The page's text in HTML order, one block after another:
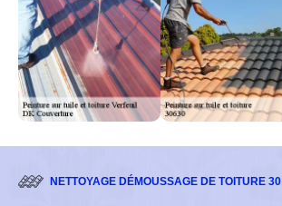
NETTOYAGE DÉMOUSSAGE DE TOITURE 30